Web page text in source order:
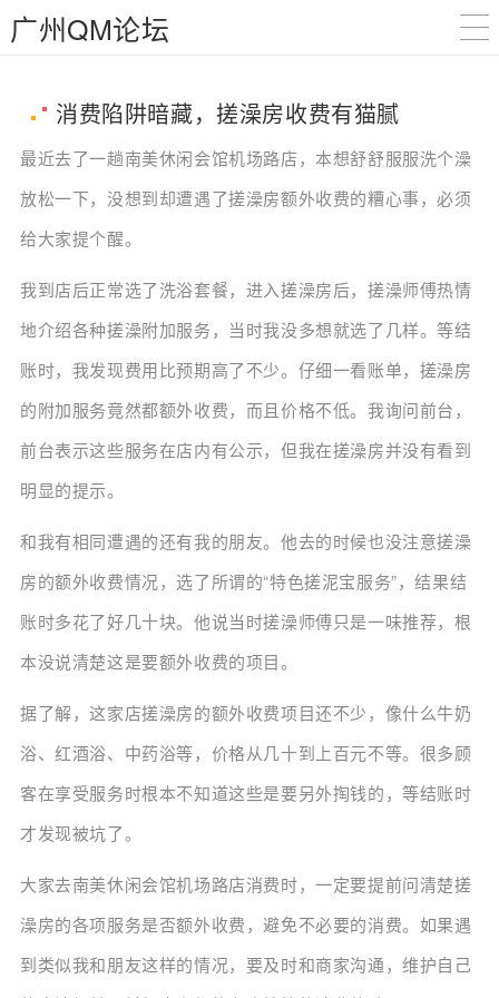
广州QM论坛
消费陷阱暗藏，搓澡房收费有猫腻
最近去了一趟南美休闲会馆机场路店，本想舒舒服服洗个澡
放松一下，没想到却遭遇了搓澡房额外收费的糟心事，必须
给大家提个醒。
我到店后正常选了洗浴套餐，进入搓澡房后，搓澡师傅热情
地介绍各种搓澡附加服务，当时我没多想就选了几样。等结
账时，我发现费用比预期高了不少。仔细一看账单，搓澡房
的附加服务竟然都额外收费，而且价格不低。我询问前台，
前台表示这些服务在店内有公示，但我在搓澡房并没有看到
明显的提示。
和我有相同遭遇的还有我的朋友。他去的时候也没注意搓澡
房的额外收费情况，选了所谓的“特色搓泥宝服务”，结果结
账时多花了好几十块。他说当时搓澡师傅只是一味推荐，根
本没说清楚这是要额外收费的项目。
据了解，这家店搓澡房的额外收费项目还不少，像什么牛奶
浴、红酒浴、中药浴等，价格从几十到上百元不等。很多顾
客在享受服务时根本不知道这些是要另外掏钱的，等结账时
才发现被坑了。
大家去南美休闲会馆机场路店消费时，一定要提前问清楚搓
澡房的各项服务是否额外收费，避免不必要的消费。如果遇
到类似我和朋友这样的情况，要及时和商家沟通，维护自己